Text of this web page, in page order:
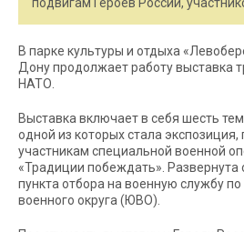
В парке культуры и отдыха
Дону продолжает работу выставка
НАТО.
Выставка включает в себя шесть
одной из которых стала
участникам специальной военной
«Традиции побеждать». Развернута
пункта отбора на военную службу
военного округа (ЮВО).